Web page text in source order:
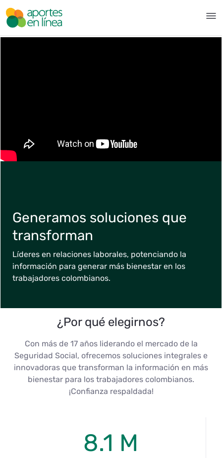
Ugrás a fő tartalomhoz
Generamos soluciones que
transforman
Líderes en relaciones laborales, potenciando la
información para generar más bienestar en los
trabajadores colombianos.
¿Por qué elegirnos?
Con más de 17 años liderando el mercado de la
Seguridad Social, ofrecemos soluciones integrales e
innovadoras que transforman la información en más
bienestar para los trabajadores colombianos.
¡Confianza respaldada!
8.1 M